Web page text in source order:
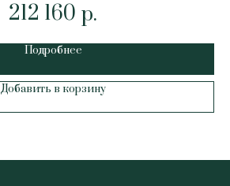
212 160 р.
Подробнее
Добавить в корзину